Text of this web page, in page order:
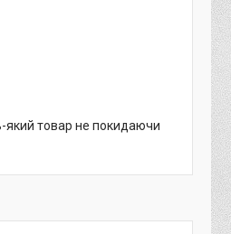
який товар не покидаючи